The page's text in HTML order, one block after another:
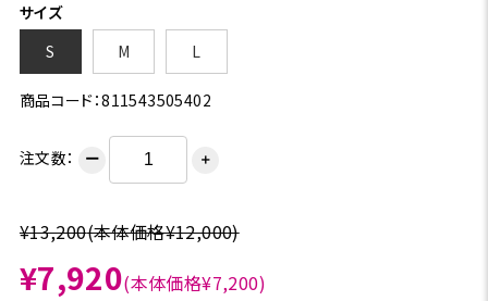
サイズ
S
M L
商品コード：811543505402
注文数： ー ＋
¥13,200(本体価格¥12,000)
¥7,920(本体価格¥7,200)